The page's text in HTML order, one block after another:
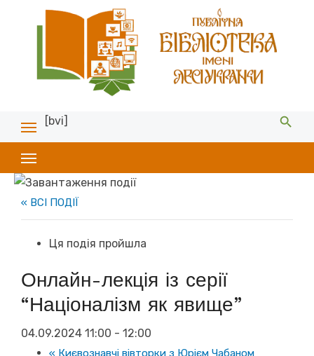
[bvi]
« ВСІ ПОДІЇ
Ця подія пройшла
Онлайн-лекція із серії
“Націоналізм як явище”
04.09.2024 11:00 - 12:00
« Києвознавчі вівторки з Юрієм Чабаном